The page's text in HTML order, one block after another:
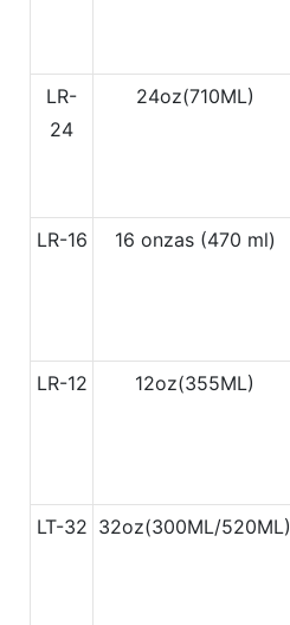
LR-
24
24oz(710ML)
LR-16 16 onzas (470 ml)
LR-12 12oz(355ML)
LT-32 32oz(300ML/520ML)